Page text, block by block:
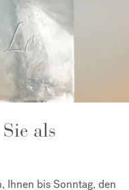
als
Ihnen bis Sonntag, den